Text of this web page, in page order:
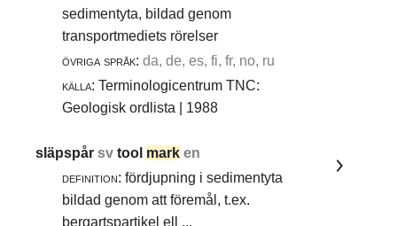
sedimentyta, bildad genom
transportmediets rörelser
övriga språk: da, de, es, fi, fr, no, ru
källa: Terminologicentrum TNC:
Geologisk ordlista | 1988
släpspårsvtool mark en
definition: fördjupning i sedimentyta
bildad genom att föremål, t.ex.
bergartspartikel ell ...